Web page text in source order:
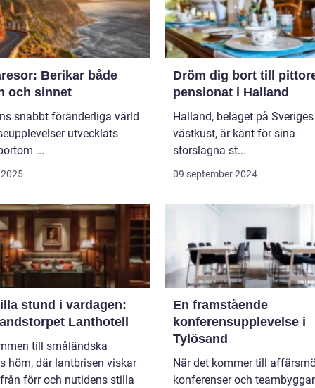
Berikar både
och sinnet
snabbt föränderliga värld
utvecklats
...
Dröm dig bort till
pensionat i Halland
Halland, beläget på Sveriges
västkust, är känt för sina
storslagna st...
09 september 2024
stund i vardagen:
Lanthotell
till småländska
hörn, där lantbrisen viskar
förr och nutidens stilla
En framstående
konferensupplevelse i
Tylösand
När det kommer till
konferenser och